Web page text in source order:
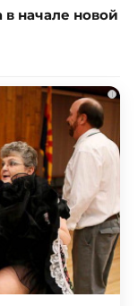
начале новой
i